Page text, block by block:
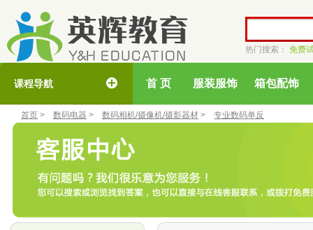
热门搜索： 免费
课程导航 首 页 服装服饰 箱包配饰
首页 > 数码电器 > 数码相机/摄像机/摄影器材 > 专业数码单反